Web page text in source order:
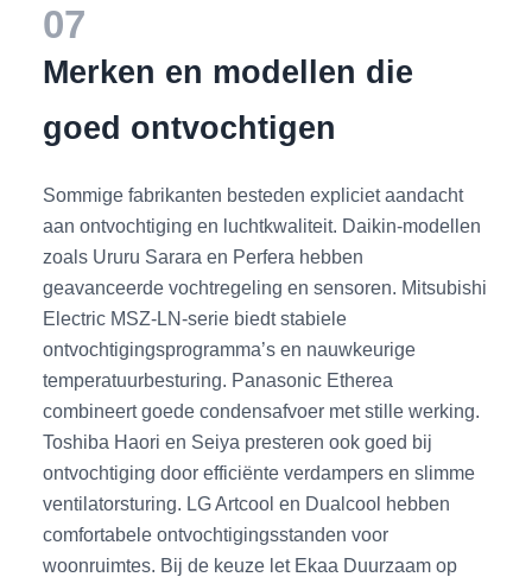
07
Merken en modellen die
goed ontvochtigen
Sommige fabrikanten besteden expliciet aandacht
aan ontvochtiging en luchtkwaliteit. Daikin-modellen
zoals Ururu Sarara en Perfera hebben
geavanceerde vochtregeling en sensoren. Mitsubishi
Electric MSZ-LN-serie biedt stabiele
ontvochtigingsprogramma’s en nauwkeurige
temperatuurbesturing. Panasonic Etherea
combineert goede condensafvoer met stille werking.
Toshiba Haori en Seiya presteren ook goed bij
ontvochtiging door efficiënte verdampers en slimme
ventilatorsturing. LG Artcool en Dualcool hebben
comfortabele ontvochtigingsstanden voor
woonruimtes. Bij de keuze let Ekaa Duurzaam op